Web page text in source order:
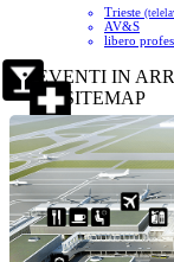
Trieste
AV&S
libero
EVENTI IN
SITEMAP